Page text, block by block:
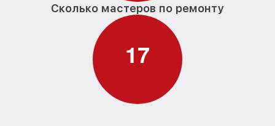
Сколько мастеров по ремонту
17